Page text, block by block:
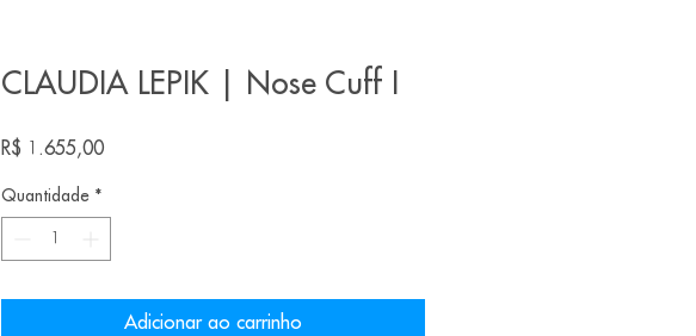
CLAUDIA LEPIK | Nose Cuff I
R$ 1.655,00Preço
Quantidade *
Adicionar ao carrinho